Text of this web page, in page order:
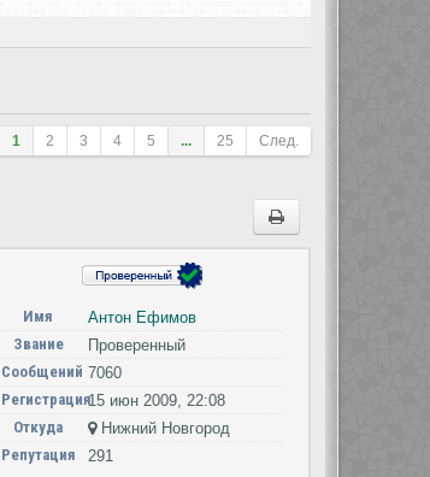
1 2 3 4 5 ... 25 След.
Имя
Антон Ефимов
Звание
Проверенный
Сообщений 7060
Регистрация15 июн 2009, 22:08
Откуда
Нижний Новгород
Репутация
291